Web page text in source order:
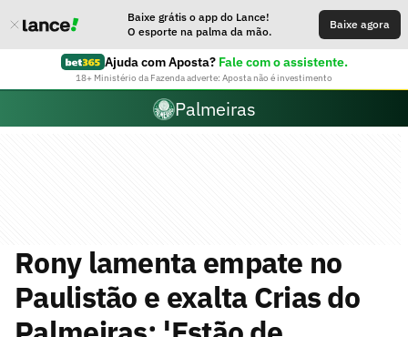
Baixe grátis o app do Lance!
O esporte na palma da mão.
Baixe agora
Ajuda com Aposta? Fale com o assistente.
18+ Ministério da Fazenda adverte: Aposta não é investimento
Palmeiras
Rony lamenta empate no
Paulistão e exalta Crias do